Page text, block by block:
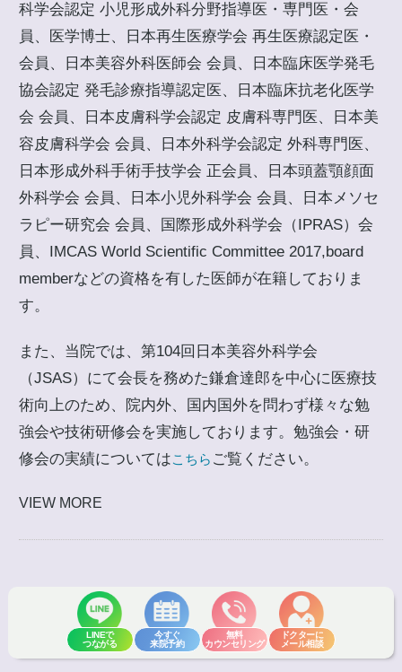
LINEで
つながる
今すぐ
来院予約
無料
カウンセリング
ドクターに
メール相談
科学会認定 小児形成外科分野指導医・専門医・会
員、医学博士、日本再生医療学会 再生医療認定医・
会員、日本美容外科医師会 会員、日本臨床医学発毛
協会認定 発毛診療指導認定医、日本臨床抗老化医学
会 会員、日本皮膚科学会認定 皮膚科専門医、日本美
容皮膚科学会 会員、日本外科学会認定 外科専門医、
日本形成外科手術手技学会 正会員、日本頭蓋顎顔面
外科学会 会員、日本小児外科学会 会員、日本メソセ
ラピー研究会 会員、国際形成外科学会（IPRAS）会
員、IMCAS World Scientific Committee 2017,board
memberなどの資格を有した医師が在籍しておりま
す。
また、当院では、第104回日本美容外科学会
（JSAS）にて会長を務めた鎌倉達郎を中心に医療技
術向上のため、院内外、国内国外を問わず様々な勉
強会や技術研修会を実施しております。勉強会・研
修会の実績についてはこちら ご覧ください。
VIEW MORE
本サイトは医師監修のもと情報を掲
載しています